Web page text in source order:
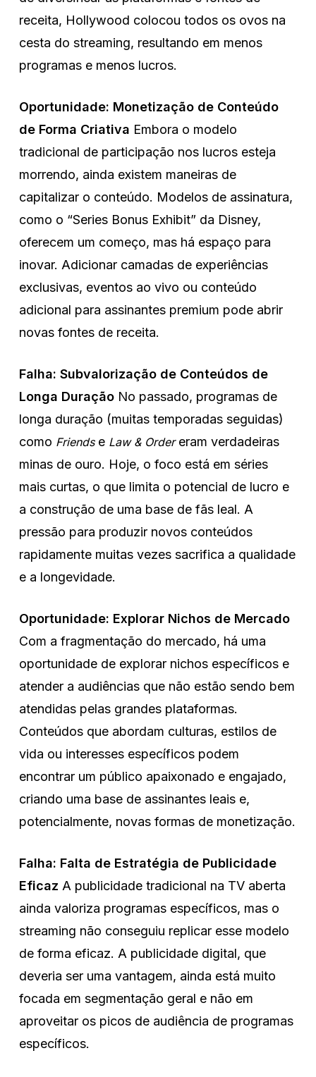
receita, Hollywood colocou todos os ovos na
cesta do streaming, resultando em menos
programas e menos lucros.
Oportunidade: Monetização de Conteúdo
de Forma Criativa Embora o modelo
tradicional de participação nos lucros esteja
morrendo, ainda existem maneiras de
capitalizar o conteúdo. Modelos de assinatura,
como o “Series Bonus Exhibit” da Disney,
oferecem um começo, mas há espaço para
inovar. Adicionar camadas de experiências
exclusivas, eventos ao vivo ou conteúdo
adicional para assinantes premium pode abrir
novas fontes de receita.
Falha: Subvalorização de Conteúdos de
Longa DuraçãoNo passado, programas de
longa duração (muitas temporadas seguidas)
como Friendse Law & Ordereram verdadeiras
minas de ouro. Hoje, o foco está em séries
mais curtas, o que limita o potencial de lucro e
a construção de uma base de fãs leal. A
pressão para produzir novos conteúdos
rapidamente muitas vezes sacrifica a qualidade
e a longevidade.
Oportunidade: Explorar Nichos de Mercado
Com a fragmentação do mercado, há uma
oportunidade de explorar nichos específicos e
atender a audiências que não estão sendo bem
atendidas pelas grandes plataformas.
Conteúdos que abordam culturas, estilos de
vida ou interesses específicos podem
encontrar um público apaixonado e engajado,
criando uma base de assinantes leais e,
potencialmente, novas formas de monetização.
Falha: Falta de Estratégia de Publicidade
Eficaz A publicidade tradicional na TV aberta
ainda valoriza programas específicos, mas o
streaming não conseguiu replicar esse modelo
de forma eficaz. A publicidade digital, que
deveria ser uma vantagem, ainda está muito
focada em segmentação geral e não em
aproveitar os picos de audiência de programas
específicos.